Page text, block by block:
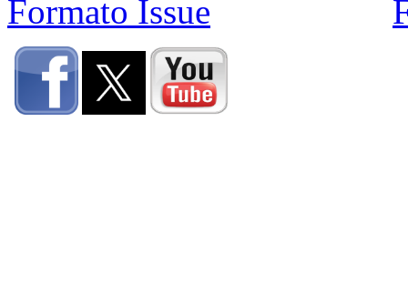
Formato Issue